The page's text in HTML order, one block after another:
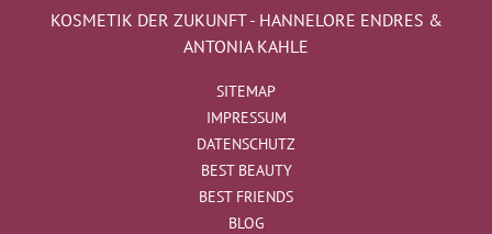
KOSMETIK DER ZUKUNFT - HANNELORE ENDRES &
ANTONIA KAHLE
SITEMAP
IMPRESSUM
DATENSCHUTZ
BEST BEAUTY
BEST FRIENDS
BLOG